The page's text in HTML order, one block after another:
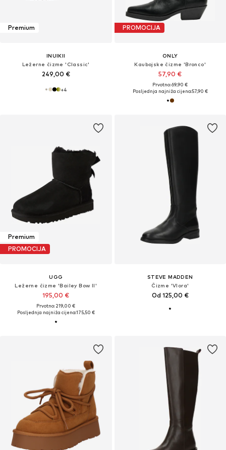
Premium
INUIKII
Ležerne čizme 'Classic'
249,00 €
+4
PROMOCIJA
ONLY
Kaubojske čizme 'Bronco'
57,90 €
Prvotno: 69,90 €
Posljednja najniža cijena:57,90 €
Premium
PROMOCIJA
UGG
Ležerne čizme 'Bailey Bow II'
195,00 €
Prvotno: 219,00 €
Posljednja najniža cijena:175,50 €
STEVE MADDEN
Čizme 'Vlora'
Od 125,00 €